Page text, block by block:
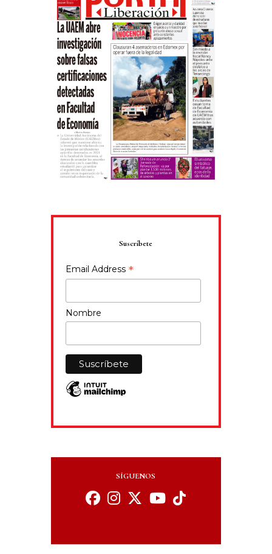
Suscríbete
Email Address *
Nombre
SÍGUENOS